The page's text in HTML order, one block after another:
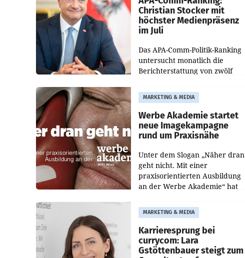
Christian Stocker mit
höchster Medienpräsenz
im Juli
Das APA-Comm-Politik-Ranking
untersucht monatlich die
Berichterstattung von zwölf
Tageszeitungen und analysiert,
welche Politikerinnen und
Politiker Österreichs die
MARKETING & MEDIA
Werbe Akademie startet
neue Imagekampagne
rund um Praxisnähe
Unter dem Slogan „Näher dran
geht nicht. Mit einer
praxisorientierten Ausbildung
an der Werbe Akademie“ hat
WIFI Wien eine neue
Imagekampagne gestartet.
MARKETING & MEDIA
Karrieresprung bei
currycom: Lara
Gstöttenbauer steigt zum